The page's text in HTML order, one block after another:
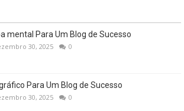
mental Para Um Blog de Sucesso
30, 2025 0
Para Um Blog de Sucesso
30, 2025 0